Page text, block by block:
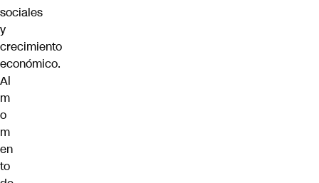
sociales
y
crecimiento
económico.
Al
m
o
m
en
to